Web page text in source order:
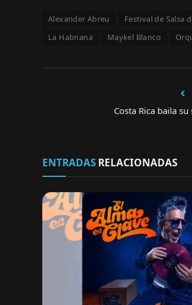
Alexander Abreu Festival de Salsa
La Habnana
Maykel Blanco
Costa Rica baila
ENTRADAS RELACIONADAS